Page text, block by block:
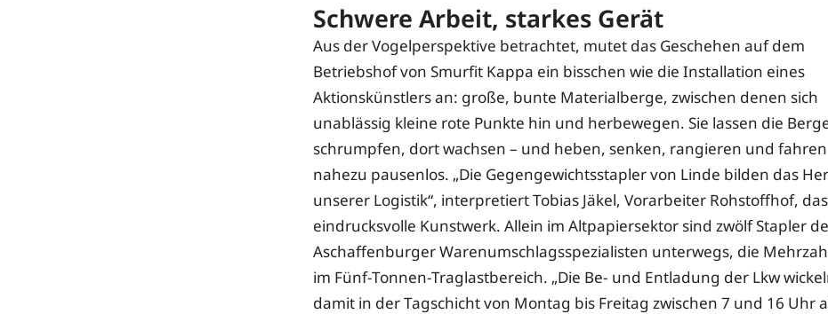
Schwere Arbeit, starkes Gerät
Aus der Vogelperspektive betrachtet, mutet das Geschehen auf dem
Betriebshof von Smurfit Kappa ein bisschen wie die Installation eines
Aktionskünstlers an: große, bunte Materialberge, zwischen denen sich
unablässig kleine rote Punkte hin und herbewegen. Sie lassen die
schrumpfen, dort wachsen – und heben, senken, rangieren und fahren
nahezu pausenlos. „Die Gegengewichtsstapler von Linde bilden das
unserer Logistik“, interpretiert Tobias Jäkel, Vorarbeiter Rohstoffhof, das
eindrucksvolle Kunstwerk. Allein im Altpapiersektor sind zwölf Stapler
Aschaffenburger Warenumschlagsspezialisten unterwegs, die
im Fünf-Tonnen-Traglastbereich. „Die Be- und Entladung der Lkw
damit in der Tagschicht von Montag bis Freitag zwischen 7 und 16 Uhr